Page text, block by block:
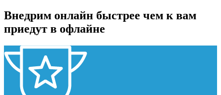
Внедрим онлайн быстрее чем к вам
приедут в офлайне